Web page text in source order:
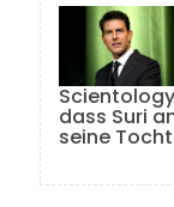
dass Suri
seine